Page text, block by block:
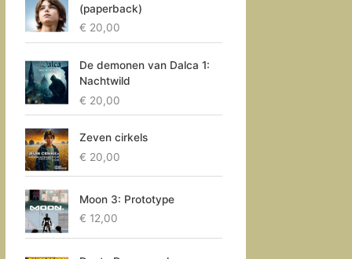
(paperback)
€ 20,00
De demonen van Dalca 1:
Nachtwild
€ 20,00
Zeven cirkels
€ 20,00
Moon 3: Prototype
€ 12,00